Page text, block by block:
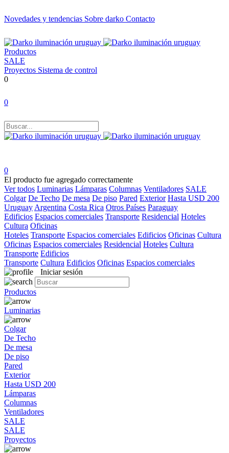
Novedades y tendencias Sobre darko Contacto
Productos
SALE
Proyectos Sistema de control
0
0
0
El producto fue agregado correctamente
Ver todos Luminarias Lámparas Columnas Ventiladores SALE
Colgar De Techo De mesa De piso Pared Exterior Hasta USD 200
Uruguay Argentina Costa Rica Otros Países Paraguay
Edificios Espacios comerciales Transporte Residencial Hoteles
Cultura Oficinas
Hoteles Transporte Espacios comerciales Edificios Oficinas Cultura
Oficinas Espacios comerciales Residencial Hoteles Cultura
Transporte Edificios
Transporte Cultura Edificios Oficinas Espacios comerciales
Iniciar sesión
Productos
Luminarias
Colgar
De Techo
De mesa
De piso
Pared
Exterior
Hasta USD 200
Lámparas
Columnas
Ventiladores
SALE
SALE
Proyectos